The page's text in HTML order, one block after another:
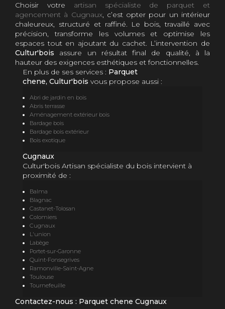
Choisir votre artisan spécialiste de parquet et
agencement à Cugnaux, c’est opter pour un intérieur
chaleureux, structuré et raffiné. Le bois, travaillé avec
précision, transforme les volumes et optimise les
espaces tout en ajoutant du cachet. L’intervention de
Cultur'bois assure un résultat final de qualité, à la
hauteur des exigences esthétiques et fonctionnelles.
En plus de ses services : Parquet
chene, Cultur'bois vous propose aussi :
Abri de jardin en bois
Abris terrasse
Aménagement extérieur bois
Bardage bois
Bardage bois extérieur
Bois exotique
Cugnaux
Cultur'bois Artisan spécialiste du bois intervient à
proximité de :
Balma
Blagnac
Castanet-Tolosan
Colomiers
Cugnaux
L'union
Labège
Portet-sur-Garonne
Quint-Fonsegrives
Ramonville-Saint-Agne
Toulouse
Tournefeuille
Contactez-nous : Parquet chene Cugnaux